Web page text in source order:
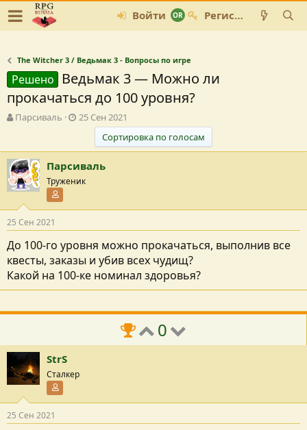
Войти Регистрация
The Witcher 3 / Ведьмак 3 - Вопросы по игре
Решено
Ведьмак 3 — Можно ли
прокачаться до 100 уровня?
А
о
р
т
е
м
Парсиваль
Д
а
с
о
н
я
25 Сен 2021
Сортировка по голосам
Парсиваль
Труженик
25 Сен 2021
До 100-го уровня можно прокачаться, выполнив все
квесты, заказы и убив всех чудищ?
Какой на 100-ке номинал здоровья?
0
StrS
Сталкер
25 Сен 2021